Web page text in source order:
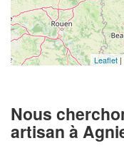
Leaflet |
Nous
artisan à